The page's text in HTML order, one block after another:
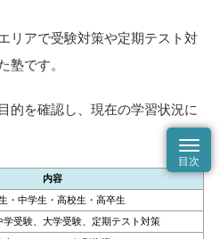
リアで受験対策や定期テスト対
塾です。
的を確認し、現在の学習状況に
内容
・中学生・高校生・高卒生
学受験、大学受験、定期テスト対策